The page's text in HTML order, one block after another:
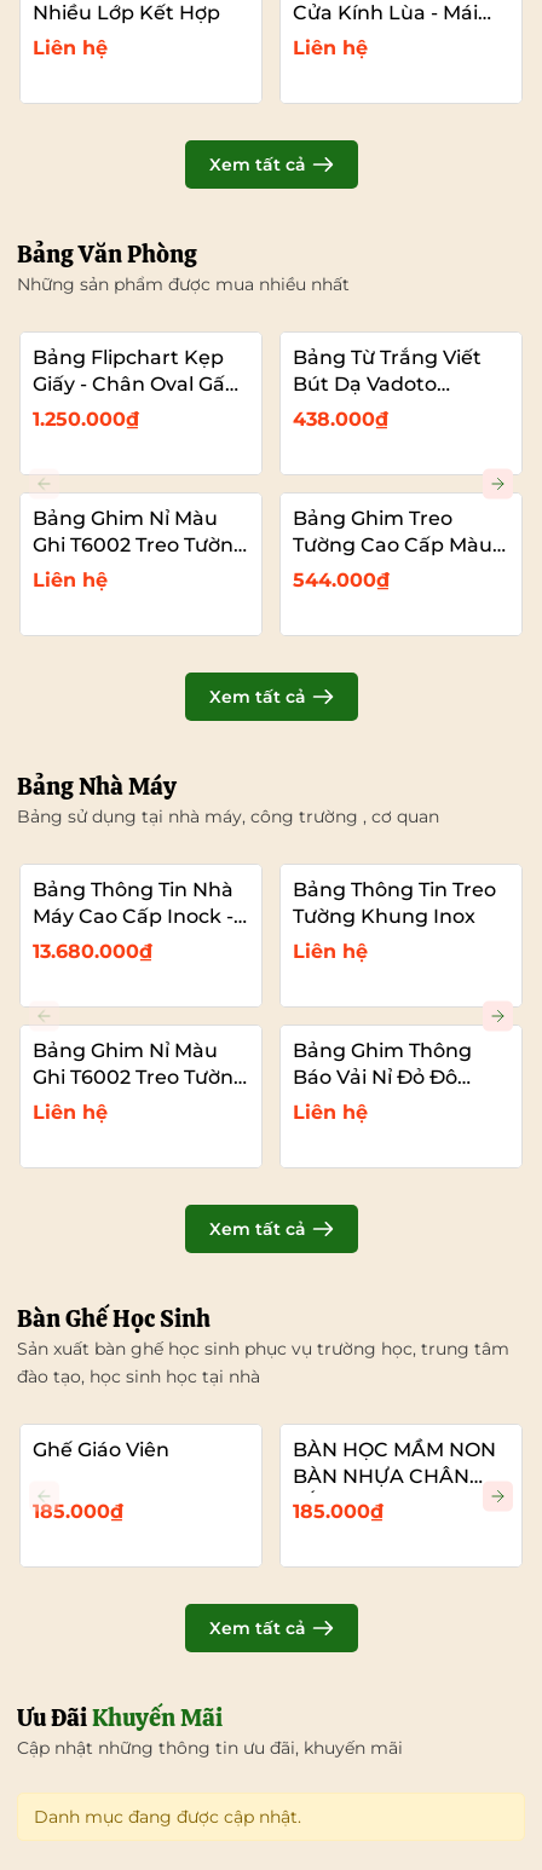
Nhiều Lớp Kết Hợp
Liên hệ
Cửa Kính Lùa - Mái
Che
Liên hệ
Xem tất cả
Bảng Văn Phòng
Những sản phẩm được mua nhiều nhất
Bảng Flipchart Kẹp
Giấy - Chân Oval Gấp
Gọn - Bảng Đào Tạo
1.250.000₫
Bảng Từ Trắng Viết
Bút Dạ Vadoto
EcoTech
438.000₫
Bảng Ghim Nỉ Màu
Ghi T6002 Treo Tường
Cỡ Lớn VADOTO
Liên hệ
Bảng Ghim Treo
Tường Cao Cấp Màu
Xanh Dương Vải Nỉ
544.000₫
Xem tất cả
Bảng Nhà Máy
Bảng sử dụng tại nhà máy, công trường , cơ quan
Bảng Thông Tin Nhà
Máy Cao Cấp Inock -
Mái Che Nhựa PC
13.680.000₫
Bảng Thông Tin Treo
Tường Khung Inox
Liên hệ
Bảng Ghim Nỉ Màu
Ghi T6002 Treo Tường
Cỡ Lớn VADOTO
Liên hệ
Bảng Ghim Thông
Báo Vải Nỉ Đỏ Đô
T6011 Cao Cấp Cỡ Lớn
VADOTO
Liên hệ
Xem tất cả
Bàn Ghế Học Sinh
Sản xuất bàn ghế học sinh phục vụ trường học, trung tâm
đào tạo, học sinh học tại nhà
Ghế Giáo Viên
185.000₫
BÀN HỌC MẦM NON
BÀN NHỰA CHÂN
SẮT
185.000₫
Xem tất cả
Ưu ĐãiKhuyến Mãi
Cập nhật những thông tin ưu đãi, khuyến mãi
Danh mục đang được cập nhật.